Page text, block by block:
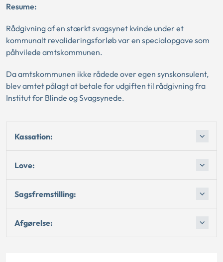
Resume:
Rådgivning af en stærkt svagsynet kvinde under et
kommunalt revalideringsforløb var en specialopgave som
påhvilede amtskommunen.
Da amtskommunen ikke rådede over egen synskonsulent,
blev amtet pålagt at betale for udgiften til rådgivning fra
Institut for Blinde og Svagsynede.
Kassation:
Love:
Sagsfremstilling:
Afgørelse: